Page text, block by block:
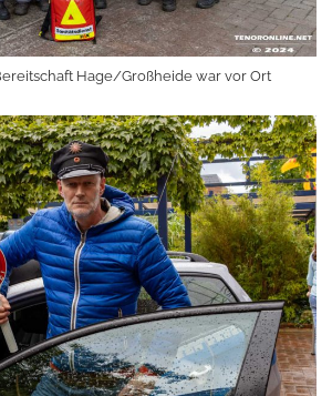
Hage/Großheide war vor Ort